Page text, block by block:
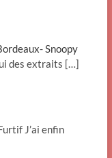
Snoopy
des extraits […]
J’ai enfin